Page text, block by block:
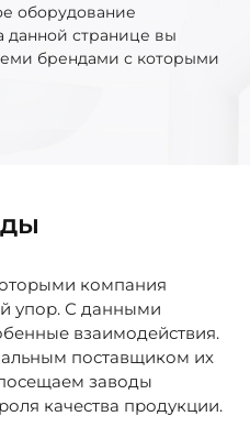
оборудование
странице вы
брендами с которыми
компания
упор. С данными
взаимодействия.
поставщиком их
заводы
качества продукции.